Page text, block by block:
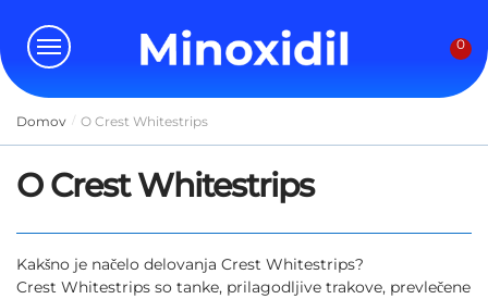
navigation
content
0
Domov / O Crest Whitestrips
O Crest Whitestrips
Kakšno je načelo delovanja Crest Whitestrips?
Crest Whitestrips so tanke, prilagodljive trakove, prevlečene